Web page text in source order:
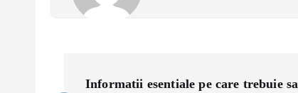
Informatii esentiale pe care trebuie sa